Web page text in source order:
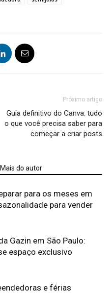
Próximo artigo
Guia definitivo do Canva: tudo
o que você precisa saber para
começar a criar posts
Mais do autor
para os meses em
para vender
Gazin em São Paulo:
espaço exclusivo
e férias